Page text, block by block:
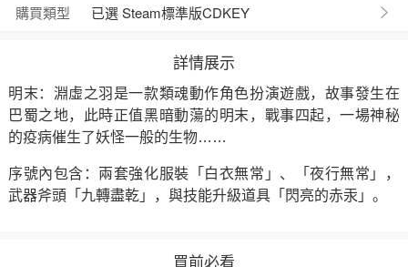
購買類型 已選 Steam標準版CDKEY
詳情展示
明末：淵虛之羽是一款類魂動作角色扮演遊戲，故事發生在
巴蜀之地，此時正值黑暗動蕩的明末，戰事四起，一場神秘
的疫病催生了妖怪一般的生物……
序號內包含：兩套強化服裝「白衣無常」、「夜行無常」，
武器斧頭「九轉盡乾」，與技能升級道具「閃亮的赤汞」。
買前必看